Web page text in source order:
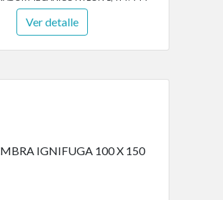
Ver detalle